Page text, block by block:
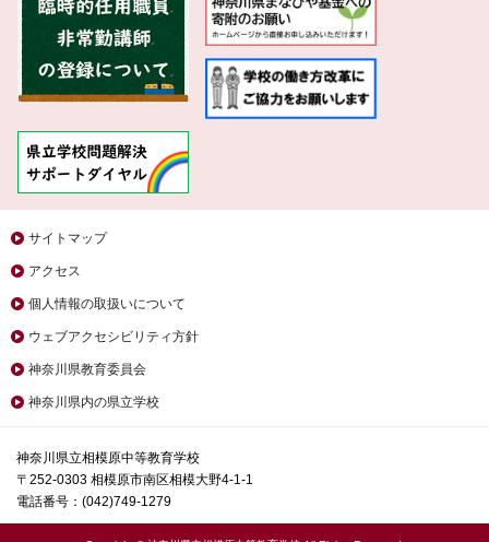
サイトマップ
アクセス
個人情報の取扱いについて
ウェブアクセシビリティ方針
神奈川県教育委員会
神奈川県内の県立学校
神奈川県立相模原中等教育学校
〒252-0303 相模原市南区相模大野4-1-1
電話番号：(042)749-1279